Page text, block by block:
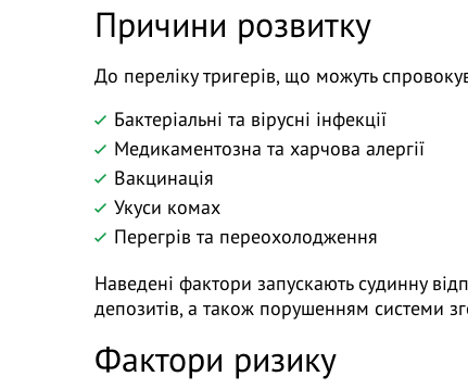
Причини розвитку
До переліку тригерів, що можуть
Бактеріальні та вірусні інфекції
Медикаментозна та харчова алергії
Вакцинація
Укуси комах
Перегрів та переохолодження
Наведені фактори запускають судинну
депозитів, а також порушенням системи
Фактори ризику